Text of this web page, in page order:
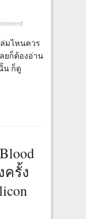
มไหนควร
ยก็ต้องอ่าน
น ก็ดู
รั้ง